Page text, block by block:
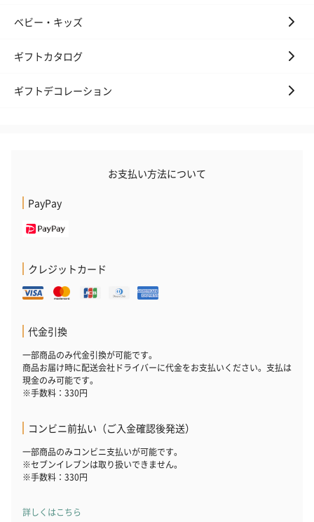
ディット（712円）
ブラック１２
おつまみ・その他
いぶりがっことチーズ
のオイル漬（981円）
のオイル漬（塩麹&レモ
ン）（981円）
ベビー・キッズ
ギフトカタログ
ギフトデコレーション
お支払い方法について
PayPay
クレジットカード
代金引換
一部商品のみ代金引換が可能です。
商品お届け時に配送会社ドライバーに代金をお支払いください。支払は
現金のみ可能です。
※手数料：330円
コンビニ前払い（ご入金確認後発送）
一部商品のみコンビニ支払いが可能です。
※セブンイレブンは取り扱いできません。
※手数料：330円
詳しくはこちら